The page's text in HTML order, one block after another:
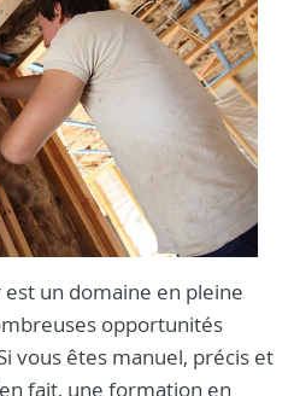
un domaine en pleine
opportunités
vous êtes manuel, précis et
fait, une formation en